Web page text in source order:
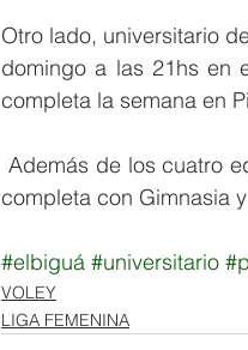
Otro lado, universitario
domingo a las 21hs en
completa la semana en
completa con Gimnasia
#elbiguá #universitario
VOLEY
LIGA FEMENINA